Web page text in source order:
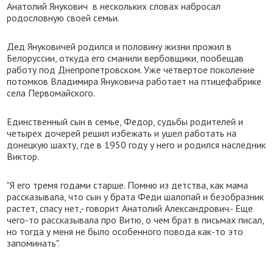
Анатолий Янукович в нескольких словах набросал
родословную своей семьи.
Дед Януковичей родился и половину жизни прожил в
Белоруссии, откуда его сманили вербовщики, пообещав
работу под Днепропетровском. Уже четвертое поколение
потомков Владимира Януковича работает на птицефабрике
села Первомайского.
Единственный сын в семье, Федор, судьбы родителей и
четырех дочерей решил избежать и ушел работать на
донецкую шахту, где в 1950 году у него и родился наследник
Виктор.
"Я его тремя годами старше. Помню из детства, как мама
рассказывала, что сын у брата Феди шалопай и безобразник
растет, спасу нет,- говорит Анатолий Александрович.- Еще
чего-то рассказывала про Витю, о чем брат в письмах писал,
но тогда у меня не было особенного повода как-то это
запоминать".